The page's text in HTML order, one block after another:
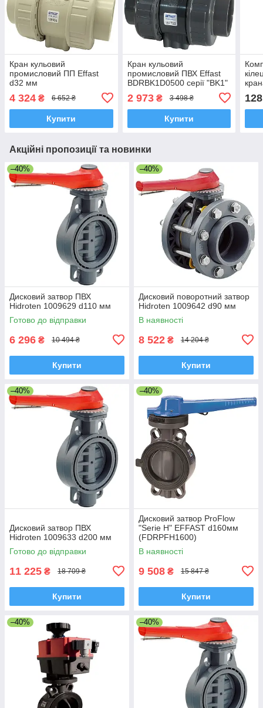
Кран кульовий
промисловий ПП Effast
d32 мм
4 324 ₴ 6 652 ₴
Купити
Кран кульовий
промисловий ПВХ Effast
BDRBK1D0500 серії "BK1"
з муфтовим закінченням,
d50 мм
2 973₴ 3 498 ₴
Купити
128
Акційні пропозиції та новинки
–40%
Дисковий затвор ПВХ
Hidroten 1009629 d110 мм
Готово до відправки
6 296 ₴ 10 494 ₴
Купити
–40%
Дисковий поворотний затвор
Hidroten 1009642 d90 мм
В наявності
8 522 ₴ 14 204 ₴
Купити
–40%
Дисковий затвор ПВХ
Hidroten 1009633 d200 мм
Готово до відправки
11 225 ₴ 18 709 ₴
Купити
–40%
Дисковий затвор ProFlow
"Serie H" EFFAST d160мм
(FDRPFH1600)
В наявності
9 508 ₴ 15 847 ₴
Купити
–40% –40%